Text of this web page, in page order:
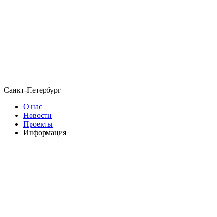
Санкт-Петербург
О нас
Новости
Проекты
Информация